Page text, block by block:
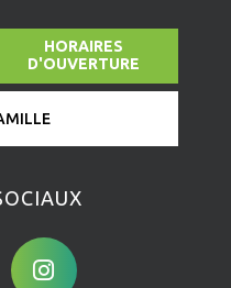
HORAIRES
D'OUVERTURE